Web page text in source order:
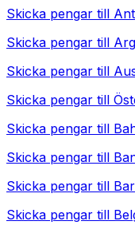
Skicka pengar till
Skicka pengar till
Skicka pengar till
Skicka pengar till
Skicka pengar till
Skicka pengar till
Skicka pengar till
Skicka pengar till